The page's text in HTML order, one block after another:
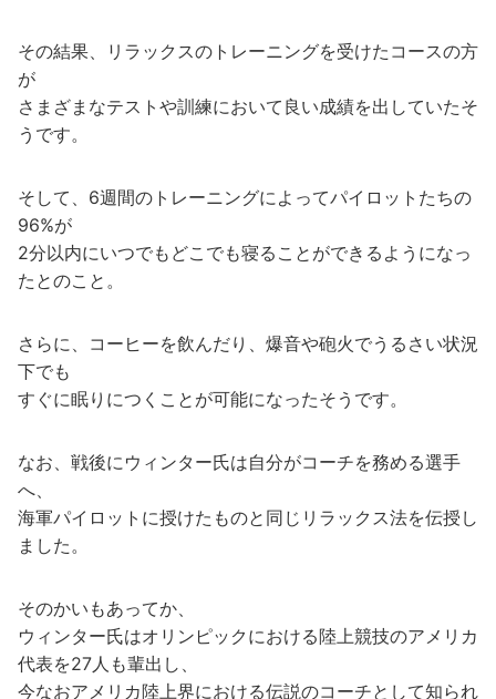
その結果、リラックスのトレーニングを受けたコースの方
が
さまざまなテストや訓練において良い成績を出していたそ
うです。
そして、6週間のトレーニングによってパイロットたちの
96%が
2分以内にいつでもどこでも寝ることができるようになっ
たとのこと。
さらに、コーヒーを飲んだり、爆音や砲火でうるさい状況
下でも
すぐに眠りにつくことが可能になったそうです。
なお、戦後にウィンター氏は自分がコーチを務める選手
へ、
海軍パイロットに授けたものと同じリラックス法を伝授し
ました。
そのかいもあってか、
ウィンター氏はオリンピックにおける陸上競技のアメリカ
代表を27人も輩出し、
今なおアメリカ陸上界における伝説のコーチとして知られ